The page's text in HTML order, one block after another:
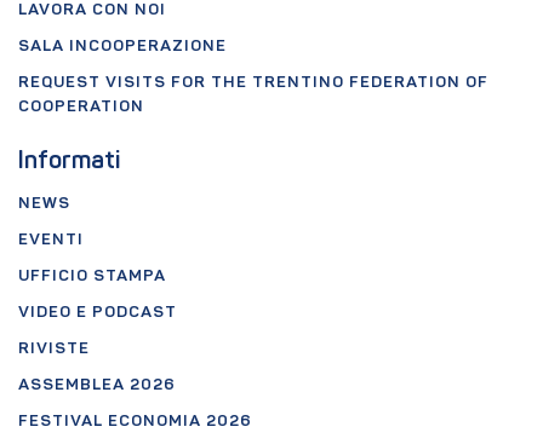
LAVORA CON NOI
SALA INCOOPERAZIONE
REQUEST VISITS FOR THE TRENTINO FEDERATION OF
COOPERATION
Informati
NEWS
EVENTI
UFFICIO STAMPA
VIDEO E PODCAST
RIVISTE
ASSEMBLEA 2026
FESTIVAL ECONOMIA 2026